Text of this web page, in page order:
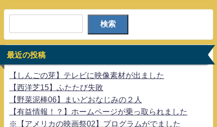
検索
最近の投稿
【しんごの芽】テレビに映像素材が出ました
【西洋芝15】ふたたび失敗
【野菜泥棒06】まいどおなじみの２人
【有益情報！？】ホームページが乗っ取られました
※【アメリカの映画祭02】プログラムがでました